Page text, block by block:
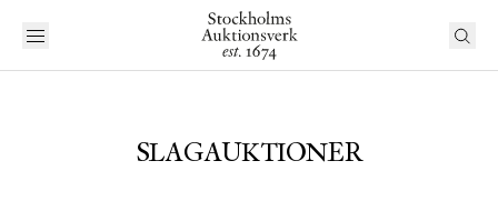
SLAGAUKTIONER